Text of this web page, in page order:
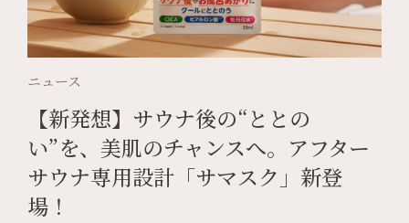
ニュース
【新発想】サウナ後の“ととの
い”を、美肌のチャンスへ。アフター
サウナ専用設計「サマスク」新登
場！